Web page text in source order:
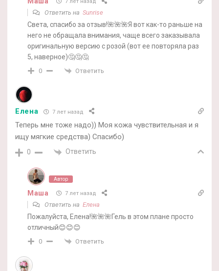
7 лет назад
Ответить на Sunrise
Света, спасибо за отзыв!🌺🌺🌺Я вот как-то раньше на
него не обращала внимания, чаще всего заказывала
оригинальную версию с розой (вот ее повторяла раз
5, наверное)🤔🤔🤔
0 Ответить
Елена 7 лет назад
Теперь мне тоже надо)) Моя кожа чувствительная и я
ищу мягкие средства) Спасибо)
0 Ответить
Автор
Маша 7 лет назад
Ответить на Елена
Пожалуйста, Елена!🌺🌺🌺Гель в этом плане просто
отличный😊😊😊
0 Ответить